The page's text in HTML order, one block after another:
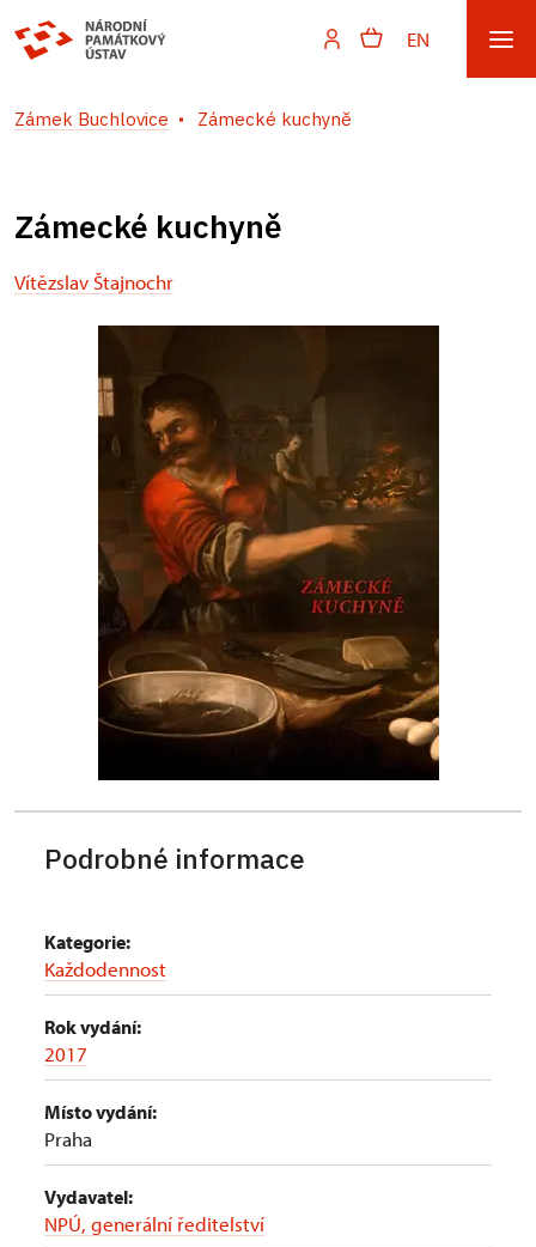
EN
Zámek Buchlovice Zámecké kuchyně
Zámecké kuchyně
Vítězslav Štajnochr
Podrobné informace
Kategorie:
Každodennost
Rok vydání:
2017
Místo vydání:
Praha
Vydavatel:
NPÚ, generální ředitelství